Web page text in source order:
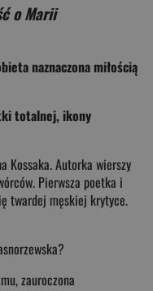
o Marii
naznaczona miłością
totalnej, ikony
Kossaka. Autorka wierszy
Pierwsza poetka i
twardej męskiej krytyce.
zauroczona